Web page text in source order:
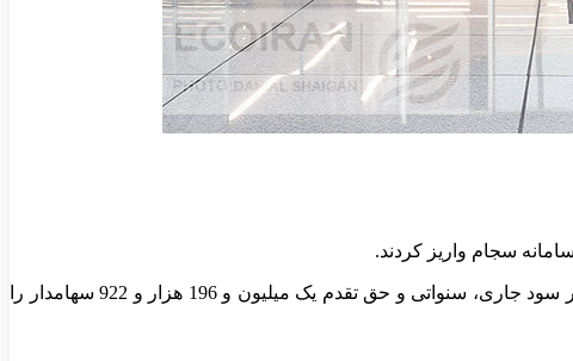
به گزارش اقتصاد آنلاین به نقل از تسنیم، جزییات واریز سود سهامداران در هفته سوم تیرماه سال جاری حاکی از آن است که 19 ناشر سود جاری، سنواتی و حق تقدم یک میلیون و 196 هزار و 922 سهامدار را